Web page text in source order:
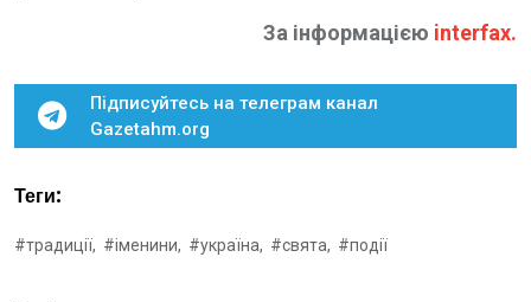
За інформацією interfax.
Підписуйтесь на телеграм канал
Gazetahm.org
Теги:
#традиції, #іменини, #україна, #свята, #події